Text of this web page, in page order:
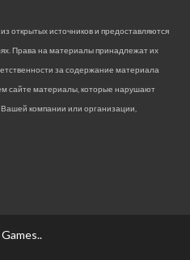
открытых источников и предоставляются
Права на материалы принадлежат их
за содержание материала
сайте материалы, которые нарушают
компании или организации,
.